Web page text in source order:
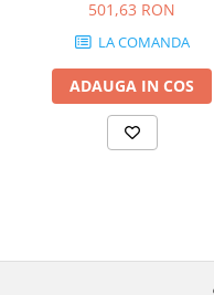
501,63 RON
LA COMANDA
ADAUGA IN COS